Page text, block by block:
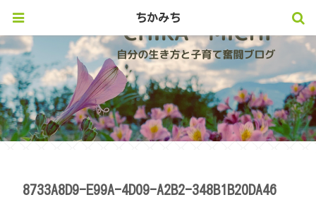
8733A8D9-E99A-4D09-A2B2-348B1B20DA46
ちかみち